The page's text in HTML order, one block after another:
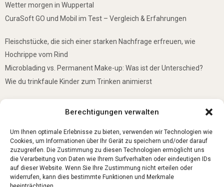
Berechtigungen verwalten
Um Ihnen optimale Erlebnisse zu bieten, verwenden wir Technologien wie
Cookies, um Informationen über Ihr Gerät zu speichern und/oder darauf
zuzugreifen. Die Zustimmung zu diesen Technologien ermöglicht uns
die Verarbeitung von Daten wie Ihrem Surfverhalten oder eindeutigen IDs
auf dieser Website. Wenn Sie Ihre Zustimmung nicht erteilen oder
widerrufen, kann dies bestimmte Funktionen und Merkmale
Wetter morgen in Wuppertal
CuraSoft GO und Mobil im Test – Vergleich & Erfahrungen
Fleischstücke, die sich einer starken Nachfrage erfreuen, wie
Hochrippe vom Rind
Microblading vs. Permanent Make-up: Was ist der Unterschied?
Wie du trinkfaule Kinder zum Trinken animierst
5 Gründe, warum jedes Baby einen Mini-Schwimmring haben sollte
Ist Lockpicking in Deutschland verboten?